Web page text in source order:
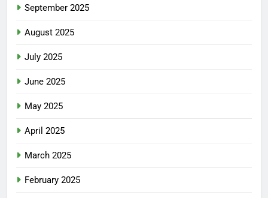
September 2025
August 2025
July 2025
June 2025
May 2025
April 2025
March 2025
February 2025